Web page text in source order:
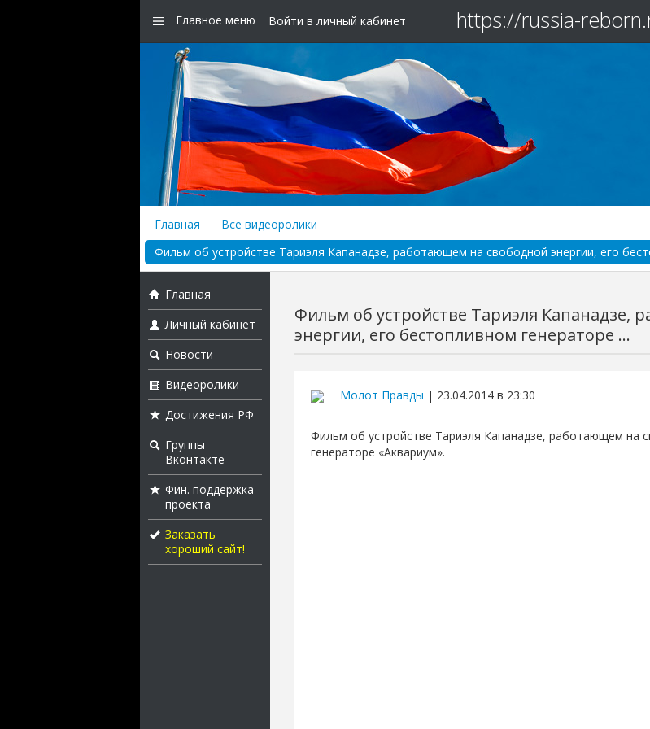
Главное меню Войти в личный кабинет https://russia-
Главная
Все видеоролики
Фильм об устройстве Тариэля Капанадзе, работающем на свободной энергии, его
Главная
Личный кабинет
Новости
Видеоролики
Достижения РФ
Группы
Вконтакте
Фин. поддержка
проекта
Заказать
хороший сайт!
Фильм об устройстве Тариэля Капанадзе,
энергии, его бестопливном генераторе ...
Молот Правды | 23.04.2014 в 23:30
Фильм об устройстве Тариэля Капанадзе, работающем на
генераторе «Аквариум».